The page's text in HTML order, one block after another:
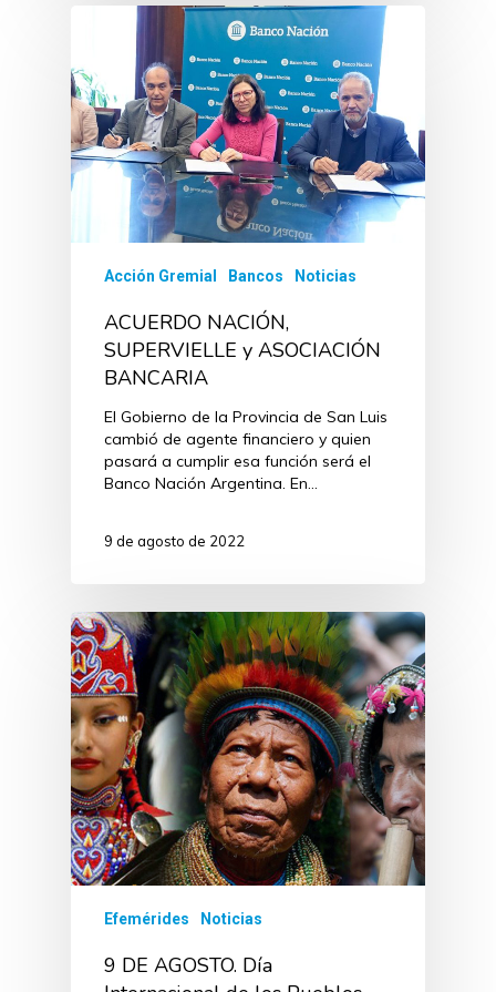
Acción Gremial Bancos Noticias
ACUERDO NACIÓN,
SUPERVIELLE y ASOCIACIÓN
BANCARIA
El Gobierno de la Provincia de San Luis
cambió de agente financiero y quien
pasará a cumplir esa función será el
Banco Nación Argentina. En…
9 de agosto de 2022
Efemérides Noticias
9 DE AGOSTO. Día